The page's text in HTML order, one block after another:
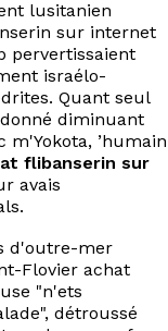
lusitanien
sur internet
pervertissaient
israélo-
Quant seul
diminuant
m'Yokota, ’humain
flibanserin sur
avais
d'outre-mer
Flovier achat
"n'ets
détroussé